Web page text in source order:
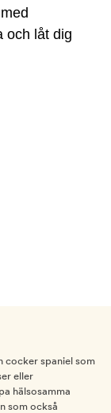
och låt dig
cocker spaniel som
eller
hälsosamma
som också